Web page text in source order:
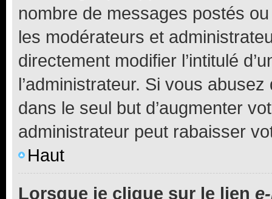
nombre de messages postés
les modérateurs et
directement modifier l’intitulé
l’administrateur. Si vous
dans le seul but d’augmenter
administrateur peut rabaisser
Haut
Lorsque je clique sur le lien